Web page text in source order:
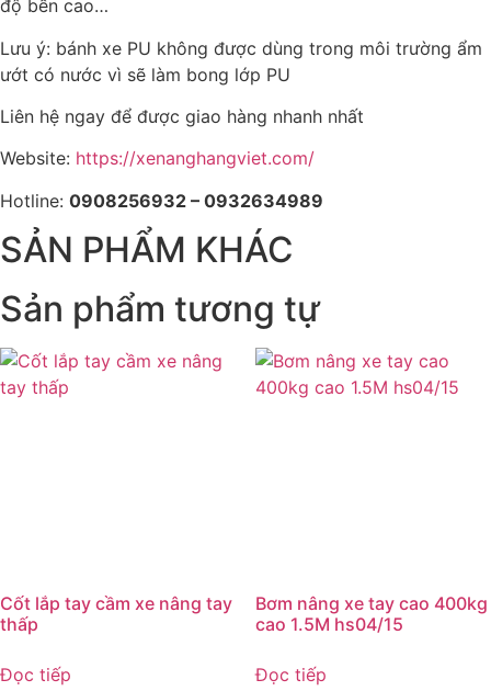
độ bền cao…
Lưu ý: bánh xe PU không được dùng trong môi trường ẩm
ướt có nước vì sẽ làm bong lớp PU
Liên hệ ngay để được giao hàng nhanh nhất
Website: https://xenanghangviet.com/
Hotline: 0908256932 – 0932634989
SẢN PHẨM KHÁC
Sản phẩm tương tự
Cốt lắp tay cầm xe nâng tay
thấp
Đọc tiếp
Bơm nâng xe tay cao 400kg
cao 1.5M hs04/15
Đọc tiếp